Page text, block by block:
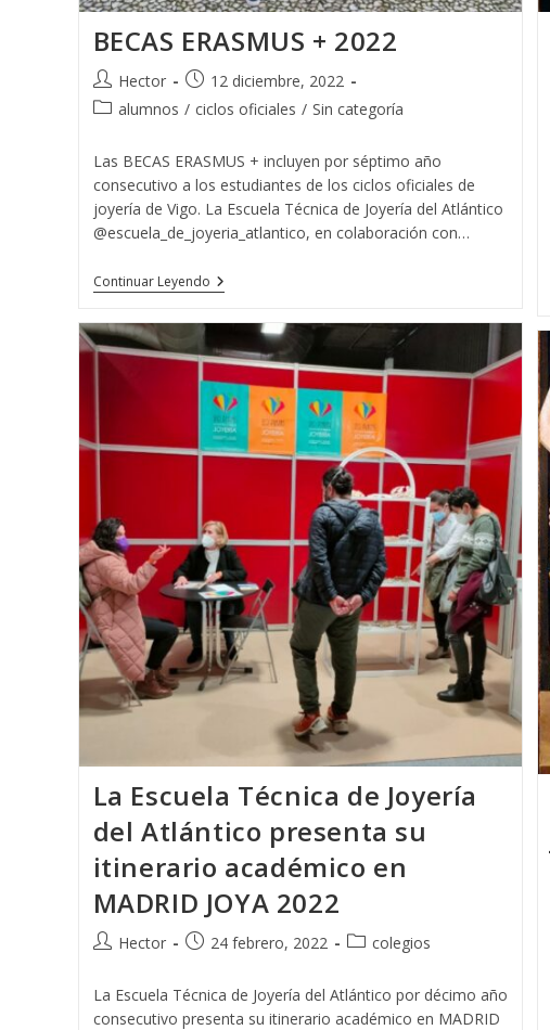
BECAS ERASMUS + 2022
Autor
de
Hector
Publicación
de
12 diciembre, 2022
Categoría
la
alumnos / ciclos oficiales / Sin categoría
Las BECAS ERASMUS + incluyen por séptimo año
consecutivo a los estudiantes de los ciclos oficiales de
joyería de Vigo. La Escuela Técnica de Joyería del Atlántico
@escuela_de_joyeria_atlantico, en colaboración con…
Continuar LeyendoBECAS
ERASMUS
La Escuela Técnica de Joyería
del Atlántico presenta su
itinerario académico en
MADRID JOYA 2022
Autor
la
Hector
Publicación
la
entrada:
24 febrero, 2022
Categoría
la
entrada:
colegios
La Escuela Técnica de Joyería del Atlántico por décimo año
consecutivo presenta su itinerario académico en MADRID